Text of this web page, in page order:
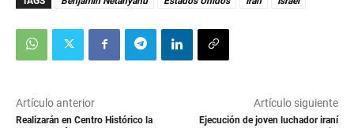
Artículo anterior
Realizarán en Centro Histórico la
Artículo siguiente
Ejecución de joven luchador iraní